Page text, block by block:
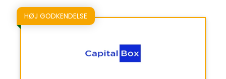
HØJ GODKENDELSE